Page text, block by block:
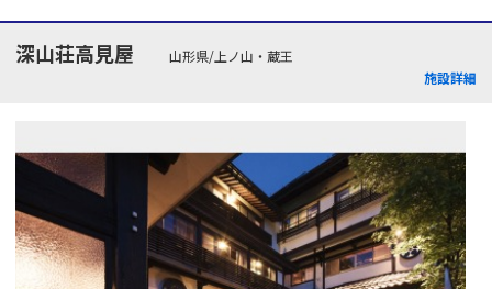
深山荘高見屋
山形県/上ノ山・蔵王
施設詳細